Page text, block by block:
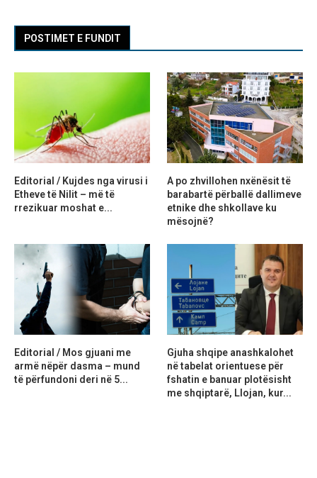
POSTIMET E FUNDIT
Editorial / Kujdes nga virusi i
Etheve të Nilit – më të
rrezikuar moshat e...
A po zhvillohen nxënësit të
barabartë përballë dallimeve
etnike dhe shkollave ku
mësojnë?
Editorial / Mos gjuani me
armë nëpër dasma – mund
të përfundoni deri në 5...
Gjuha shqipe anashkalohet
në tabelat orientuese për
fshatin e banuar plotësisht
me shqiptarë, Llojan, kur...